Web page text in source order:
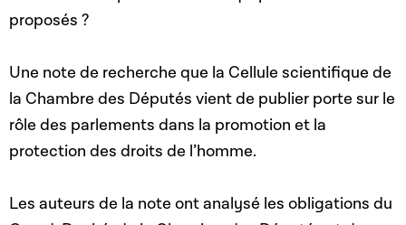
proposés ?
Une note de recherche que la Cellule scientifique de
la Chambre des Députés vient de publier porte sur le
rôle des parlements dans la promotion et la
protection des droits de l’homme.
Les auteurs de la note ont analysé les obligations du